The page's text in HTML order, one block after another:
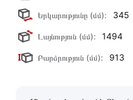
Երկարությունը (մմ): 345
Լայնություն (մմ): 1494
Բարձրություն (մմ): 913